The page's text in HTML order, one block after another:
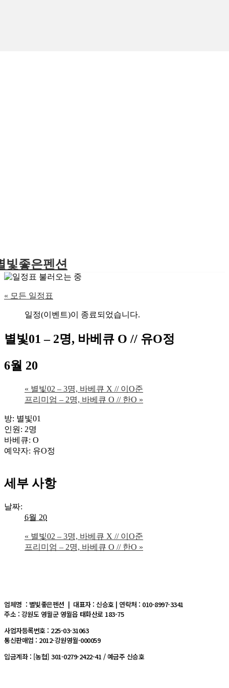
빛좋은펜션
« 모든 일정표
일정(이벤트)이 종료되었습니다.
별빛01 – 2명, 바베큐 O // 유O정
6월 20
« 별빛02 – 3명, 바베큐 X // 이O준
프리미엄 – 2명, 바베큐 O // 한O »
방: 별빛01
인원: 2명
바베큐: O
예약자: 유O정
세부 사항
날짜:
6월 20
« 별빛02 – 3명, 바베큐 X // 이O준
프리미엄 – 2명, 바베큐 O // 한O »
업체명 : 별빛좋은펜션 | 대표자 : 신승호 | 연락처 : 010-8997-3341
주소 : 강원도 영월군 영월읍 태화산로 183-75
사업자등록번호 : 225-03-31063
통신판매업 : 2012-강원영월-000059
입금계좌 : [농협] 301-0279-2422-41 / 예금주 신승호